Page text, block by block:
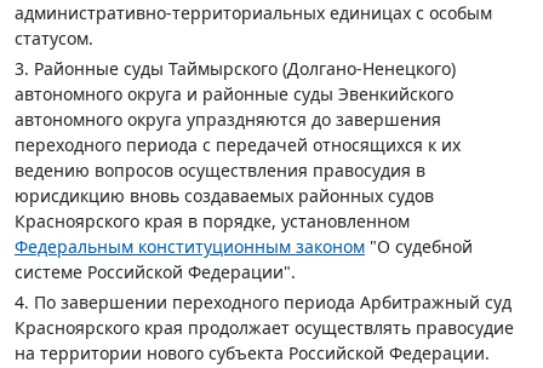
административно-территориальных единицах с особым
статусом.
3. Районные суды Таймырского (Долгано-Ненецкого)
автономного округа и районные суды Эвенкийского
автономного округа упраздняются до завершения
переходного периода с передачей относящихся к их
ведению вопросов осуществления правосудия в
юрисдикцию вновь создаваемых районных судов
Красноярского края в порядке, установленном
Федеральным конституционным законом "О судебной
системе Российской Федерации".
4. По завершении переходного периода Арбитражный суд
Красноярского края продолжает осуществлять правосудие
на территории нового субъекта Российской Федерации.